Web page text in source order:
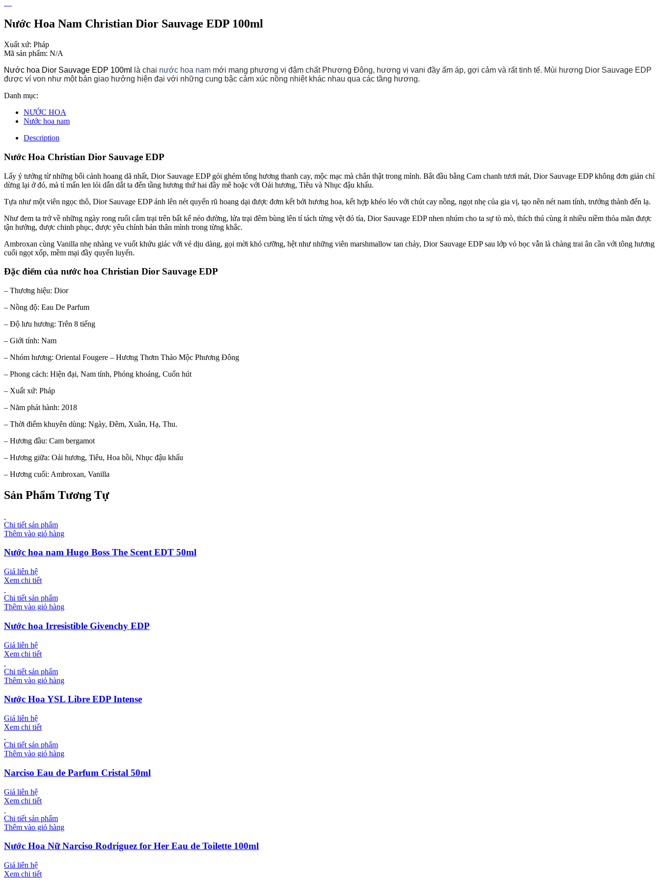
Nước Hoa Nam Christian Dior Sauvage EDP 100ml
Xuất xứ: Pháp
Mã sản phẩm: N/A
Nước hoa Dior Sauvage EDP 100ml
là chai nước hoa nam mới mang phương vị đậm chất Phương Đông, hương vị vani đầy ấm áp, gợi cảm và rất tinh tế. Mùi hương Dior Sauvage EDP
được ví von như một bản giao hưởng hiện đại với những cung bậc cảm xúc nồng nhiệt khác nhau qua các tầng hương.
Danh mục:
NƯỚC HOA
Nước hoa nam
Description
Nước Hoa Christian Dior Sauvage EDP
Lấy ý tưởng từ những bối cảnh hoang dã nhất, Dior Sauvage EDP gói ghém tông hương thanh cay, mộc mạc mà chân thật trong mình. Bắt đầu bằng Cam chanh tươi mát, Dior Sauvage EDP không đơn giản chỉ
dừng lại ở đó, mà tỉ mẩn len lỏi dẫn dắt ta đến tầng hương thứ hai đầy mê hoặc với Oải hương, Tiêu và Nhục đậu khấu.
Tựa như một viên ngọc thô, Dior Sauvage EDP ánh lên nét quyến rũ hoang dại được đơm kết bởi hương hoa, kết hợp khéo léo với chút cay nồng, ngọt nhẹ của gia vị, tạo nên nét nam tính, trưởng thành đến lạ.
Như đem ta trở về những ngày rong ruổi cắm trại trên bất kể nẻo đường, lửa trại đêm bùng lên tí tách từng vệt đỏ tía, Dior Sauvage EDP nhen nhúm cho ta sự tò mò, thích thú cùng ít nhiều niềm thỏa mãn được
tận hưởng, được chinh phục, được yêu chính bản thân mình trong từng khắc.
Ambroxan cùng Vanilla nhẹ nhàng ve vuốt khứu giác với vẻ dịu dàng, gọi mời khó cưỡng, hệt như những viên marshmallow tan chảy, Dior Sauvage EDP sau lớp vỏ bọc vẫn là chàng trai ân cần với tông hương
cuối ngọt xốp, mềm mại đầy quyến luyến.
Đặc điểm của nước hoa Christian Dior Sauvage EDP
– Thương hiệu: Dior
– Nồng độ: Eau De Parfum
– Độ lưu hương: Trên 8 tiếng
– Giới tính: Nam
– Nhóm hương: Oriental Fougere – Hương Thơm Thảo Mộc Phương Đông
– Phong cách: Hiện đại, Nam tính, Phóng khoáng, Cuốn hút
– Xuất xứ: Pháp
– Năm phát hành: 2018
– Thời điểm khuyên dùng: Ngày, Đêm, Xuân, Hạ, Thu.
– Hương đầu: Cam bergamot
– Hương giữa: Oải hương, Tiêu, Hoa hồi, Nhục đậu khấu
– Hương cuối: Ambroxan, Vanilla
Sản Phẩm Tương Tự
Chi tiết sản phẩm
Thêm vào giỏ hàng
Nước hoa nam Hugo Boss The Scent EDT 50ml
Giá liên hệ
Xem chi tiết
Chi tiết sản phẩm
Thêm vào giỏ hàng
Nước hoa Irresistible Givenchy EDP
Giá liên hệ
Xem chi tiết
Chi tiết sản phẩm
Thêm vào giỏ hàng
Nước Hoa YSL Libre EDP Intense
Giá liên hệ
Xem chi tiết
Chi tiết sản phẩm
Thêm vào giỏ hàng
Narciso Eau de Parfum Cristal 50ml
Giá liên hệ
Xem chi tiết
Chi tiết sản phẩm
Thêm vào giỏ hàng
Nước Hoa Nữ Narciso Rodriguez for Her Eau de Toilette 100ml
Giá liên hệ
Xem chi tiết